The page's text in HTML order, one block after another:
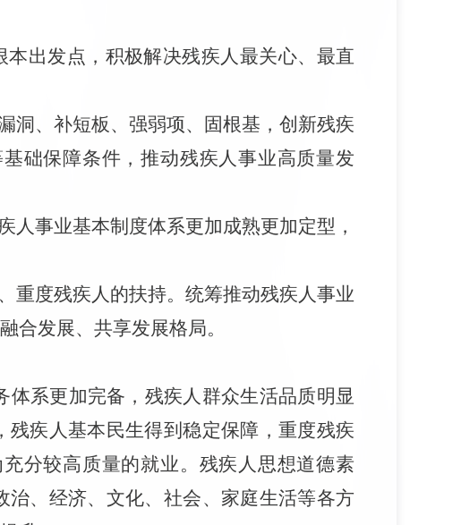
出发点，积极解决残疾人最关心、最直
洞、补短板、强弱项、固根基，创新残疾
础保障条件，推动残疾人事业高质量发
事业基本制度体系更加成熟更加定型，
重度残疾人的扶持。统筹推动残疾人事业
合发展、共享发展格局。
系更加完备，残疾人群众生活品质明显
疾人基本民生得到稳定保障，重度残疾
分较高质量的就业。残疾人思想道德素
、经济、文化、社会、家庭生活等各方